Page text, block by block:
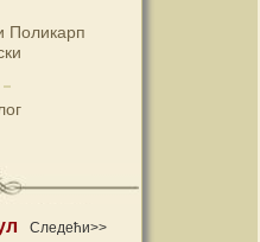
Поликарп
Следећи>>